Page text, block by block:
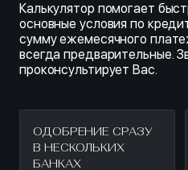
Калькулятор помогает
основные условия по
сумму ежемесячного
всегда предварительные.
проконсультирует Вас.
ОДОБРЕНИЕ СРАЗУ
В НЕСКОЛЬКИХ
БАНКАХ